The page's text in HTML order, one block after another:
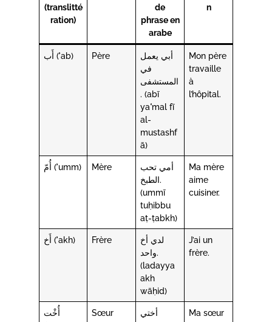
(translitté
ration)
de
phrase en
arabe
n
أَب (ʾab) Père
أبي يعمل
في
المستشفى
. (abī
yaʿmal fī
al-
mustashf
ā)
Mon père
travaille
à
l’hôpital.
أُمّ (ʾumm) Mère
أمي تحب
الطبخ.
(ummī
tuḥibbu
aṭ-ṭabkh)
Ma mère
aime
cuisiner.
أَخ (ʾakh) Frère
لدي أخ
واحد.
(ladayya
akh
wāḥid)
J’ai un
frère.
أُخْت
Sœur
أختي
Ma sœur